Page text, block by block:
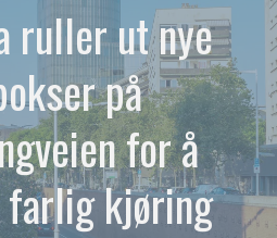
ruller ut nye
på
for å
farlig kjøring